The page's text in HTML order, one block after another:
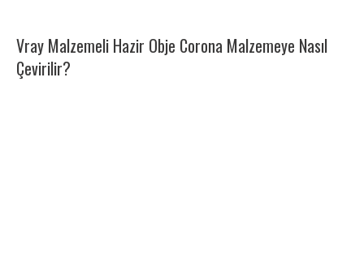
Vray Malzemeli Hazir Obje Corona Malzemeye Nasıl
Çevirilir?